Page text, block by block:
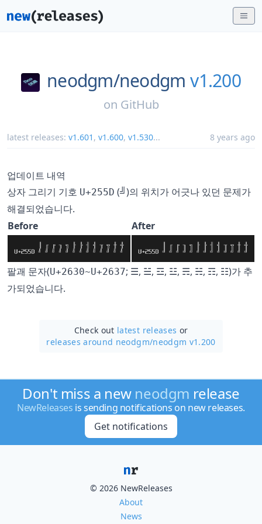
neodgm/neodgm v1.200
on GitHub
latest releases: v1.601 , v1.600, v1.530... 8 years ago
업데이트 내역
상자 그리기 기호 U+255D (╝)의 위치가 어긋나 있던 문제가
해결되었습니다.
Before
After
팔괘 문자(U+2630~U+2637; ☰, ☱, ☲, ☳, ☴, ☵, ☶, ☷)가 추
가되었습니다.
Check out latest releases or
releases around neodgm/neodgm v1.200
Don't miss a new neodgm release
NewReleases is sending notifications on new releases.
Get notifications
© 2026 NewReleases
About
News